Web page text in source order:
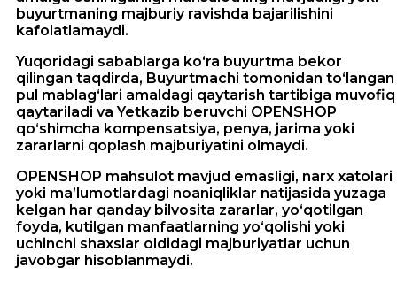
buyurtmaning majburiy ravishda bajarilishini
kafolatlamaydi.
Yuqoridagi sabablarga ko‘ra buyurtma bekor
qilingan taqdirda, Buyurtmachi tomonidan to‘langan
pul mablag‘lari amaldagi qaytarish tartibiga muvofiq
qaytariladi va Yetkazib beruvchi OPENSHOP
qo‘shimcha kompensatsiya, penya, jarima yoki
zararlarni qoplash majburiyatini olmaydi.
OPENSHOP mahsulot mavjud emasligi, narx xatolari
yoki ma’lumotlardagi noaniqliklar natijasida yuzaga
kelgan har qanday bilvosita zararlar, yo‘qotilgan
foyda, kutilgan manfaatlarning yo‘qolishi yoki
uchinchi shaxslar oldidagi majburiyatlar uchun
javobgar hisoblanmaydi.